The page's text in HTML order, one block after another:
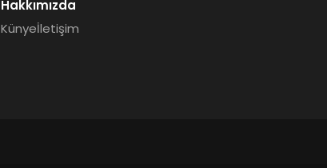
Hakkımızda
Künyeİletişim